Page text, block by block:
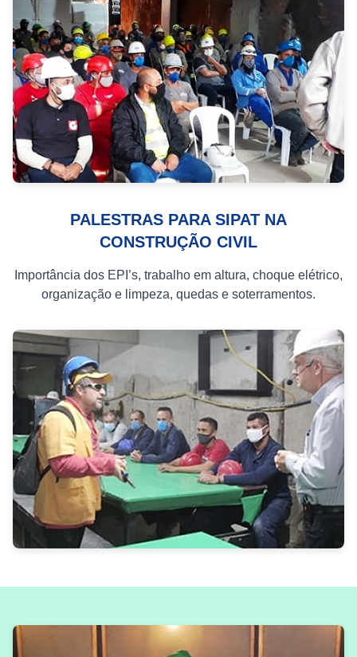
PALESTRAS PARA SIPAT NA
CONSTRUÇÃO CIVIL
Importância dos EPI’s, trabalho em altura, choque elétrico,
organização e limpeza, quedas e soterramentos.